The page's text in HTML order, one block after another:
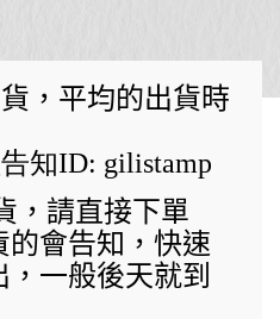
，平均的出貨時
知ID: gilistamp
，請直接下單
的會告知，快速
一般後天就到